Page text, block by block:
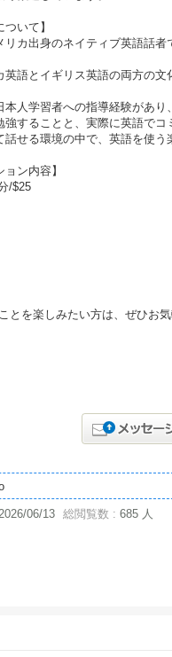
ついて】
リカ出身のネイティブ英語話
英語とイギリス英語の両方の
本人学習者への指導経験があ
強することと、実際に英語でコ
話せる環境の中で、英語を使う
ョン内容】
/$25
とを楽しみたい方は、ぜひお気
06/13 総閲覧数 : 685 人